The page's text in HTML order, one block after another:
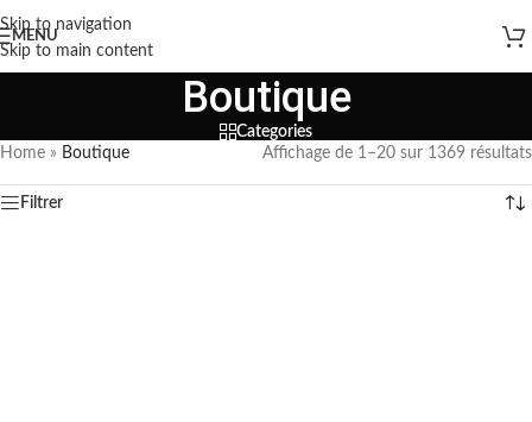
Skip to navigation
Skip to main content
MENU
Boutique
Categories
Home » Boutique Affichage de 1–20 sur 1369 résultats
Filtrer